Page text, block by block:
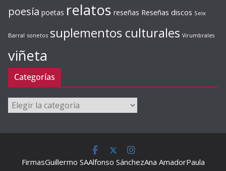
poesía poetas relatos reseñas Reseñas discos Seix
Barral sonetos suplementos culturales Virumbrales
viñeta
Categorías
Categorías
FirmasGuillermo SAAlfonso SánchezAna AmadorPaula